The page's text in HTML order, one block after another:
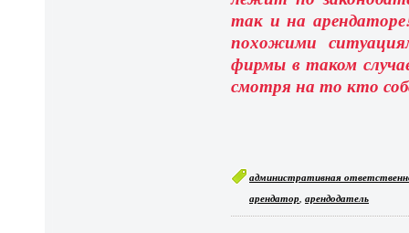
так и на
похожими
фирмы в таком
смотря на то кто
административная
арендатор,арендодатель